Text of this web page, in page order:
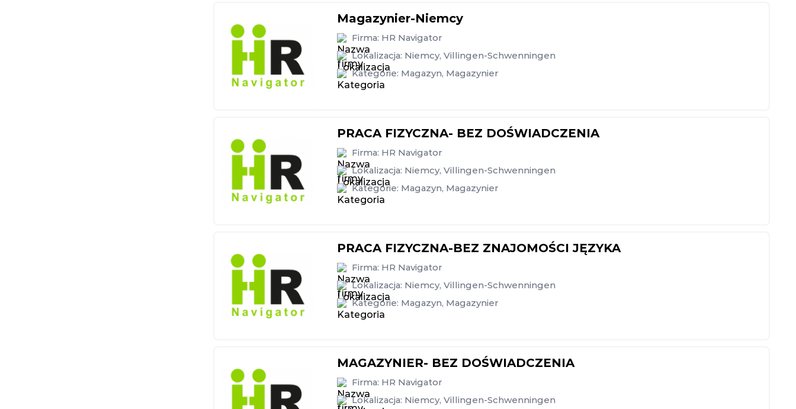
Magazynier-Niemcy
Firma: HR Navigator
Lokalizacja: Niemcy, Villingen-Schwenningen
Kategorie: Magazyn, Magazynier
PRACA FIZYCZNA- BEZ DOŚWIADCZENIA
Firma: HR Navigator
Lokalizacja: Niemcy, Villingen-Schwenningen
Kategorie: Magazyn, Magazynier
PRACA FIZYCZNA-BEZ ZNAJOMOŚCI JĘZYKA
Firma: HR Navigator
Lokalizacja: Niemcy, Villingen-Schwenningen
Kategorie: Magazyn, Magazynier
MAGAZYNIER- BEZ DOŚWIADCZENIA
Firma: HR Navigator
Lokalizacja: Niemcy, Villingen-Schwenningen